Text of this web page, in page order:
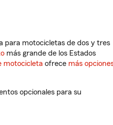
para motocicletas de dos y tres
más grande de los Estados
motocicleta ofrece más
opcionales para su